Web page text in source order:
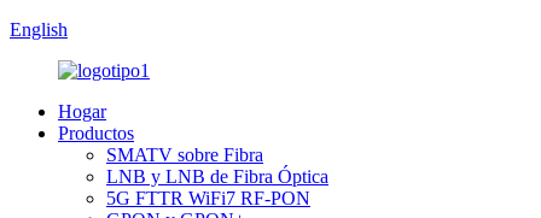
English
Hogar
Productos
SMATV sobre Fibra
LNB y LNB de Fibra Óptica
5G FTTR WiFi7 RF-PON